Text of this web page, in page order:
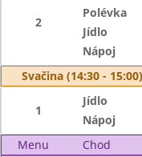
2
Polévka
Jídlo
Nápoj
Svačina (14:30 - 15:00)
1
Jídlo
Nápoj
Menu
Chod